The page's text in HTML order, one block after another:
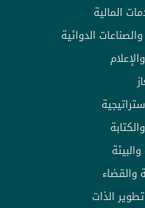
المالية
الدوائية
والقضاء
الذات